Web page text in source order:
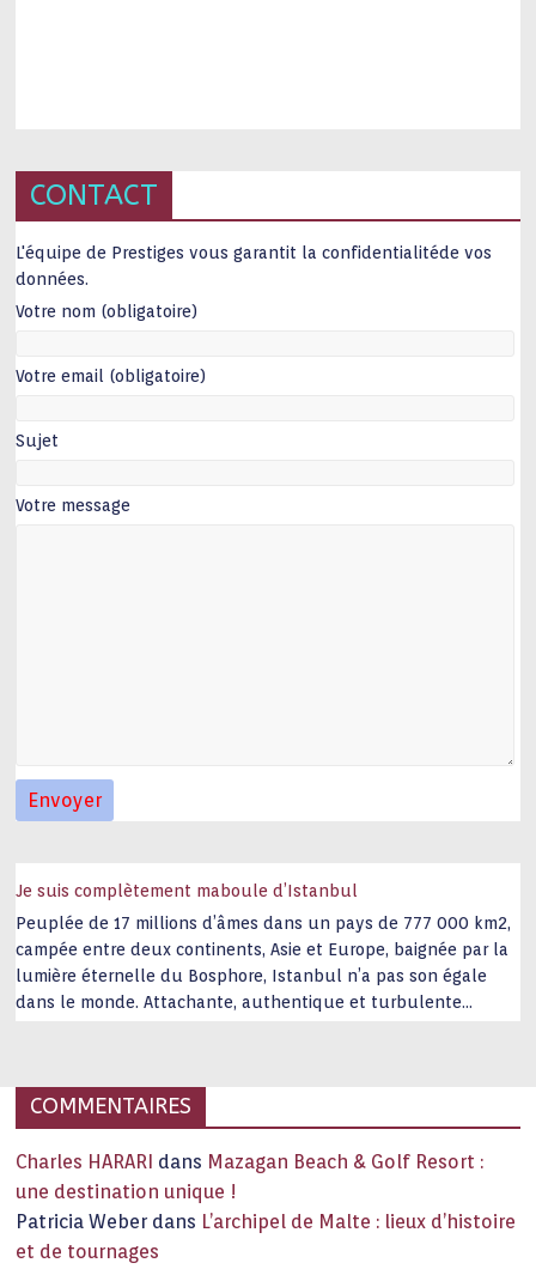
CONTACT
L'équipe de Prestiges vous garantit la confidentialitéde vos
données.
Votre nom (obligatoire)
Votre email (obligatoire)
Sujet
Votre message
Je suis complètement maboule d’Istanbul
Peuplée de 17 millions d’âmes dans un pays de 777 000 km2,
campée entre deux continents, Asie et Europe, baignée par la
lumière éternelle du Bosphore, Istanbul n’a pas son égale
dans le monde. Attachante, authentique et turbulente
COMMENTAIRES
Charles HARARI dans Mazagan Beach & Golf Resort :
une destination unique !
Patricia Weber dans L’archipel de Malte : lieux d’histoire
et de tournages